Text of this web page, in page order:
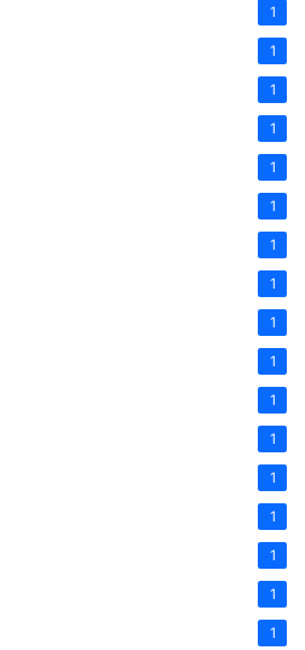
1
1
1
1
1
1
1
1
1
1
1
1
1
1
1
1
1